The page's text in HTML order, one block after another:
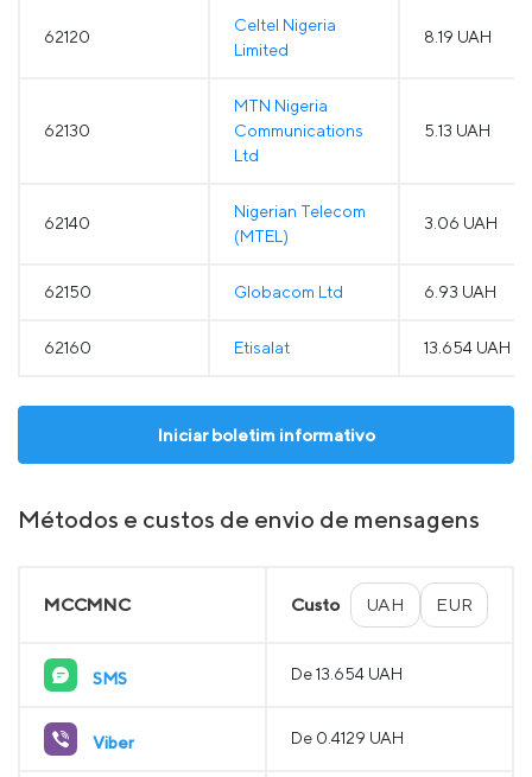
62120
Celtel Nigeria
Limited
8.19 UAH
62130
MTN Nigeria
Communications
Ltd
5.13 UAH
62140
Nigerian Telecom
(MTEL)
3.06 UAH
62150 Globacom Ltd 6.93 UAH
62160 Etisalat 13.654 UAH
Iniciar boletim informativo
Métodos e custos de envio de mensagens
MCCMNC Custo UAH EUR
SMS De 13.654 UAH
Viber De 0.4129 UAH